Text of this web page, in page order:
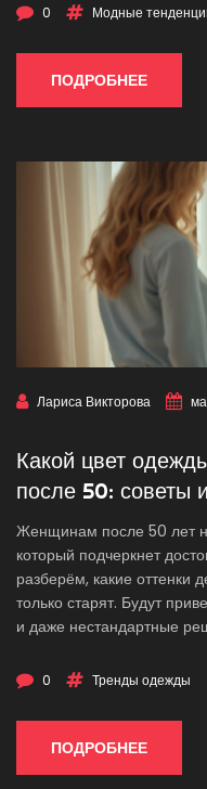
0 Модные
ПОДРОБНЕЕ
Лариса Викторова
Какой цвет
после 50: советы
Женщинам после 50 лет
который подчеркнет
разберём, какие оттенки
только старят. Будут
и даже нестандартные
работают безотказно и
каждый день.
0 Тренды одежды
ПОДРОБНЕЕ